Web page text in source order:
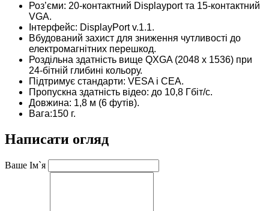
Роз’єми: 20-контактний Displayport та 15-контактний
VGA.
Інтерфейс: DisplayPort v.1.1.
Вбудований захист для зниження чутливості до
електромагнітних перешкод.
Роздільна здатність вище QXGA (2048 x 1536) при
24-бітній глибині кольору.
Підтримує стандарти: VESA і CEA.
Пропускна здатність відео: до 10,8 Гбіт/с.
Довжина: 1,8 м (6 футів).
Вага:150 г.
Написати огляд
Ваше Ім`я